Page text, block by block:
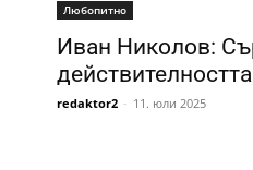
Любопитно
Иван Николов:
redaktor2 - 11. юли 2025